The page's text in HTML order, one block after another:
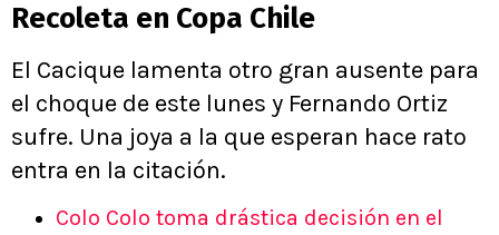
Recoleta en Copa Chile
El Cacique lamenta otro gran ausente para
el choque de este lunes y Fernando Ortiz
sufre. Una joya a la que esperan hace rato
entra en la citación.
Colo Colo toma drástica decisión en el